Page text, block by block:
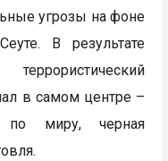
угрозы на фоне
В результате
в самом центре –
по миру, черная